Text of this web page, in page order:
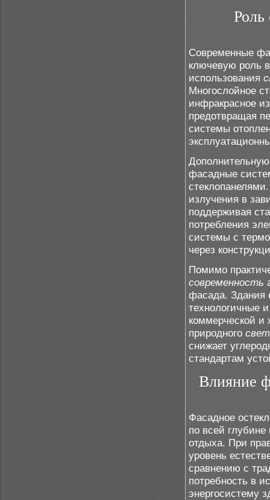
Роль
Современные
ключевую роль
использования
Многослойное
инфракрасное
предотвращая
системы
фасадные
излучения в
поддерживая
потребления
системы с
через
Помимо
современность
фасада. Здания
технологичные
коммерческой и
природного
снижает
стандартам
Влияние
Фасадное
по всей
отдыха. При
уровень
сравнению с
потребность в
энергосистему